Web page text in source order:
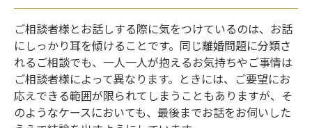
ご相談者様とお話しする際に気をつけているのは、お話
にしっかり耳を傾けることです。同じ離婚問題に分類さ
れるご相談でも、一人一人が抱えるお気持ちやご事情は
ご相談者様によって異なります。ときには、ご要望にお
応えできる範囲が限られてしまうこともありますが、そ
のようなケースにおいても、最後までお話をお伺いした